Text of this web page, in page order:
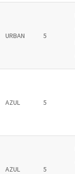
URBAN 5
AZUL 5
AZUL 5